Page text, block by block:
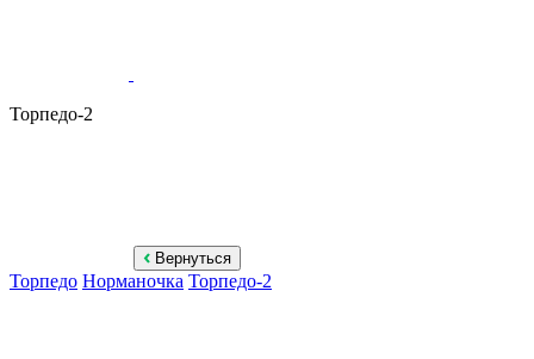
Торпедо-2
Вернуться
Торпедо Норманочка Торпедо-2